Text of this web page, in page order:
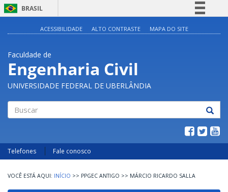
BRASIL
Legislação
Canais
ACESSIBILIDADE ALTO CONTRASTE MAPA DO SITE
Faculdade de
Engenharia Civil
UNIVERSIDADE FEDERAL DE UBERLÂNDIA
Telefones Fale conosco
INÍCIO >> PPGEC ANTIGO >> MÁRCIO RICARDO SALLA